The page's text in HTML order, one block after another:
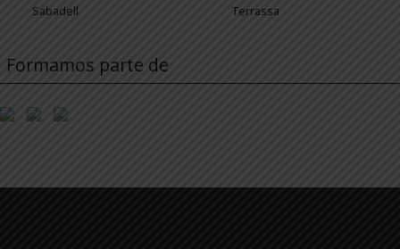
Sabadell
Terrassa
Formamos parte de